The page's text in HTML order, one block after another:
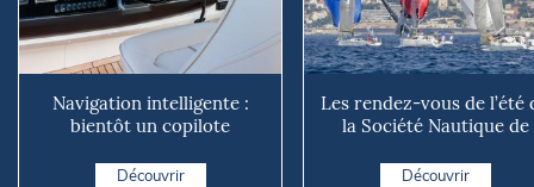
Navigation intelligente :
bientôt un copilote
Découvrir
Les rendez-vous de l’été
la Société Nautique de
Découvrir